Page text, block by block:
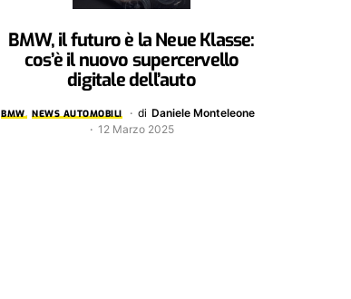
BMW, il futuro è la Neue Klasse:
cos’è il nuovo supercervello
digitale dell’auto
BMW NEWS AUTOMOBILI di Daniele Monteleone
12 Marzo 2025